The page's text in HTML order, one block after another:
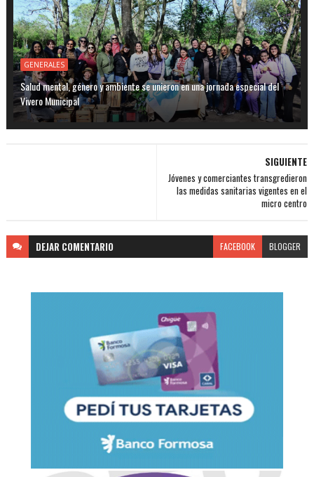
GENERALES
Salud mental, género y ambiente se unieron en una jornada especial del
Vivero Municipal
SIGUIENTE
Jóvenes y comerciantes transgredieron
las medidas sanitarias vigentes en el
micro centro
DEJAR COMENTARIO FACEBOOK BLOGGER